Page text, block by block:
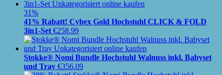
31%
41% Rabatt! Cybex Gold Hochstuhl CLICK & FOLD
3in1-Set €258.99
Stokke® Nomi Bundle Hochstuhl Walnuss inkl. Babyset
und Tray €356.09